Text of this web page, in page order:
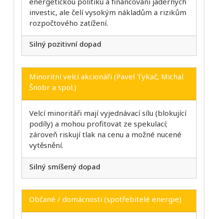
investic, ale čelí vysokým nákladům a rizikům
rozpočtového zatížení.
Silný pozitivní dopad
Minoritní velcí akcionáři (Pavel Tykač, Michal
Šnobr a spol.)
Velcí minoritáři mají vyjednávací sílu (blokující
podíly) a mohou profitovat ze spekulací;
zároveň riskují tlak na cenu a možné nucené
vytěsnění.
Silný smíšený dopad
Občané / domácnosti (spotřebitelé energie)